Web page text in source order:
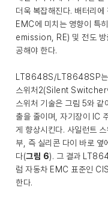
더욱 복잡해진다. 배터리
EMC에 미치는 영향이 특
emission, RE) 및 전도
공해야 한다.
LT8648S/LT8648SP는
스위처2(Silent
스위처 기술은 그림 5와 같
출을 줄이며, 자기장이 IC
게 향상시킨다. 사일런트
부, 즉 실리콘 다이 바로 옆
다(그림 6). 그 결과
럼 자동차 EMC 표준인
한다.